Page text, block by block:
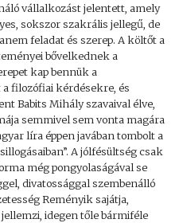
vállalkozást jelentett, amely
sokszor szakrális jellegű, de
feladat és szerep. A költőt a
bővelkednek a
kap bennük a
filozófiai kérdésekre, és
Babits Mihály szavaival élve,
semmivel sem vonta magára
líra éppen javában tombolt a
A jólfésültség csak
még pongyolaságával se
divatossággal szembenálló
Reményik sajátja,
idegen tőle bármiféle